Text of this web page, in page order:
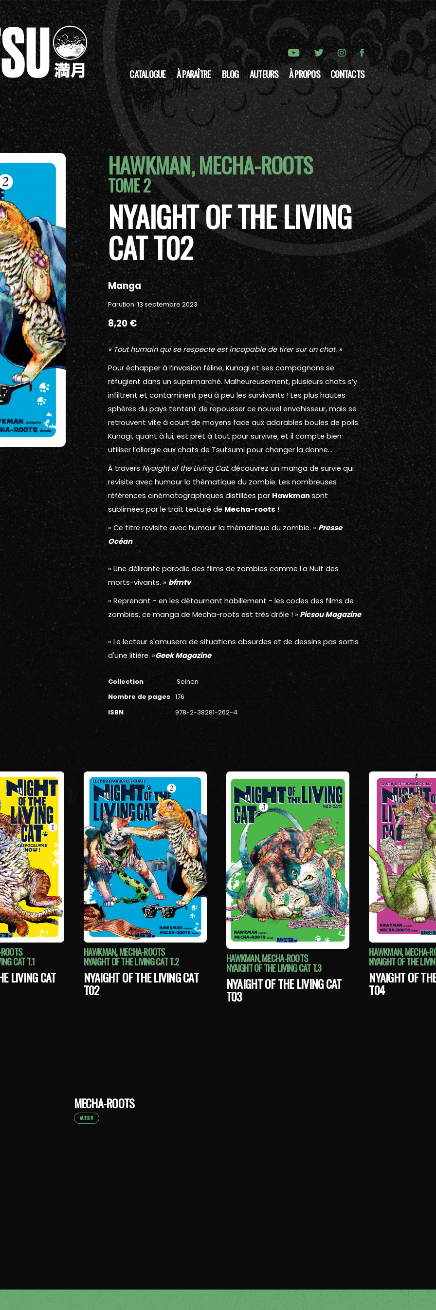
CATALOGUE À PARAÎTRE BLOG AUTEURS À PROPOS CONTACTS
HAWKMAN, MECHA-ROOTS
TOME 2
NYAIGHT OF THE LIVING
CAT T02
Manga
Parution: 13 septembre 2023
8,20 €
« Tout humain qui se respecte est incapable de tirer sur un chat. »
Pour échapper à l’invasion féline, Kunagi et ses compagnons se
réfugient dans un supermarché. Malheureusement, plusieurs chats s’y
infiltrent et contaminent peu à peu les survivants ! Les plus hautes
sphères du pays tentent de repousser ce nouvel envahisseur, mais se
retrouvent vite à court de moyens face aux adorables boules de poils.
Kunagi, quant à lui, est prêt à tout pour survivre, et il compte bien
utiliser l’allergie aux chats de Tsutsumi pour changer la donne…
À travers Nyaight of the Living Cat, découvrez un manga de survie qui
revisite avec humour la thématique du zombie. Les nombreuses
références cinématographiques distillées par Hawkmansont
sublimées par le trait texturé de Mecha-roots !
« Ce titre revisite avec humour la thématique du zombie. » Presse
Océan
« Une délirante parodie des films de zombies comme La Nuit des
morts-vivants. » bfmtv
« Reprenant - en les détournant habillement - les codes des films de
zombies, ce manga de Mecha-roots est très drôle ! » Picsou Magazine
« Le lecteur s'amusera de situations absurdes et de dessins pas sortis
d'une litière. »Geek Magazine
Collection
Seinen
Nombre de pages
176
ISBN
978-2-38281-262-4
CAT T.1
LIVING CAT
HAWKMAN, MECHA-ROOTS
NYAIGHT OF THE LIVING CAT T.2
NYAIGHT OF THE LIVING CAT
T02
HAWKMAN, MECHA-ROOTS
NYAIGHT OF THE LIVING CAT T.3
NYAIGHT OF THE LIVING CAT
T03
HAWKMAN, MECHA-
NYAIGHT OF THE
NYAIGHT OF
T04
MECHA-ROOTS
AUTEUR